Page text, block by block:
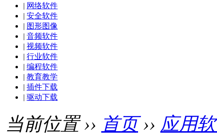
| 网络软件
| 安全软件
| 图形图像
| 音频软件
| 视频软件
| 行业软件
| 编程软件
| 教育教学
| 插件下载
| 驱动下载
当前位置 ›› 首页›› 应用